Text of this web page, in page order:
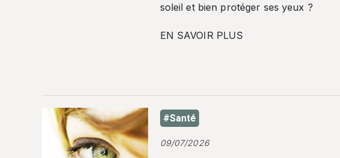
soleil et bien protéger ses yeux ?
EN SAVOIR PLUS
#Santé
09/07/2026